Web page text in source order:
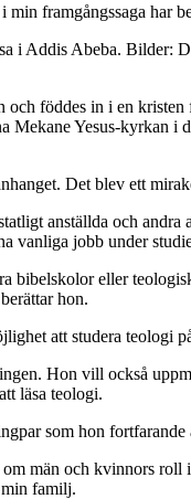
framgångssaga
och föddes in i en
Yesus-kyrkan
Det blev ett
anställda och
vanliga jobb under
bibelskolor eller
hon.
att studera teologi
läsa teologi.
som hon fortfarande
män och kvinnors
familj.